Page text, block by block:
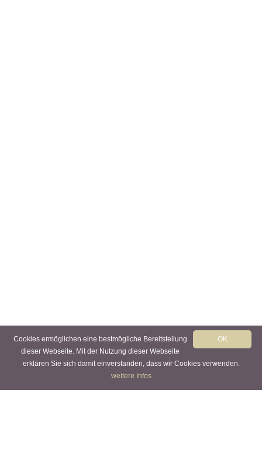
OK
Cookies ermöglichen eine bestmögliche Bereitstellung
dieser Webseite. Mit der Nutzung dieser Webseite
erklären Sie sich damit einverstanden, dass wir Cookies verwenden.
weitere Infos